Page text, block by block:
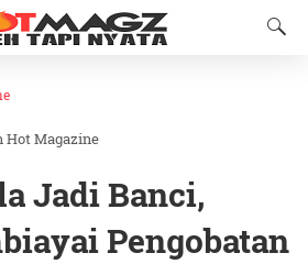
Hot Magazine
Jadi Banci,
Pengobatan